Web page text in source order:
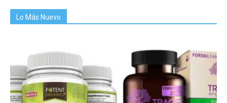
Lo Más Nuevo